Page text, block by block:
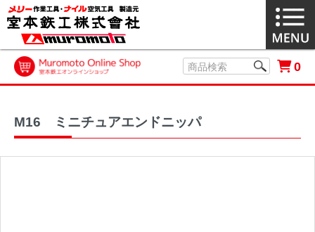
0
M16 ミニチュアエンドニッパ